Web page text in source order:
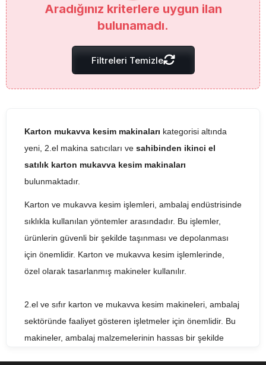
Aradığınız kriterlere uygun ilan
bulunamadı.
Filtreleri Temizle
Karton mukavva kesim makinaları kategorisi altında
yeni, 2.el makina satıcıları ve sahibinden ikinci el
satılık karton mukavva kesim makinaları
bulunmaktadır.
Karton ve mukavva kesim işlemleri, ambalaj endüstrisinde
sıklıkla kullanılan yöntemler arasındadır. Bu işlemler,
ürünlerin güvenli bir şekilde taşınması ve depolanması
için önemlidir. Karton ve mukavva kesim işlemlerinde,
özel olarak tasarlanmış makineler kullanılır.
2.el ve sıfır karton ve mukavva kesim makineleri, ambalaj
sektöründe faaliyet gösteren işletmeler için önemlidir. Bu
makineler, ambalaj malzemelerinin hassas bir şekilde